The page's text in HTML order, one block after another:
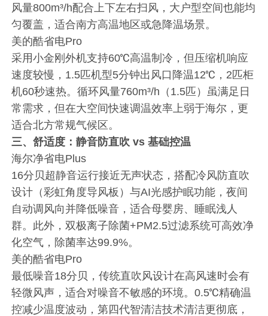
风量800m³/h配合上下左右扫风，大户型空间也能均
匀覆盖，适合南方高温地区或急降温场景。
美的酷省电Pro
采用小金刚外机支持60℃高温制冷，但压缩机响应
速度较慢，1.5匹机型5分钟出风口降温12℃，2匹柜
机60秒速热。循环风量760m³/h（1.5匹）虽满足日
常需求，但在大空间快速调温效率上弱于海尔，更
适合北方常规气候区。
三、舒适度：静音防直吹 vs 基础控温
海尔净省电Plus
16分贝超静音运行接近无声状态，搭配冷风防直吹
设计（彩虹角度导风板）与AI光感护眠功能，夜间
自动调风向并降低噪音，适合母婴房、睡眠浅人
群。此外，双极离子除菌+PM2.5过滤系统可高效净
化空气，除菌率达99.9%。
美的酷省电Pro
最低噪音18分贝，传统直吹风设计在高风速时会有
轻微风声，适合对噪音不敏感的环境。0.5℃精确温
控减少温度波动，第四代智清洁技术清洁更彻底，